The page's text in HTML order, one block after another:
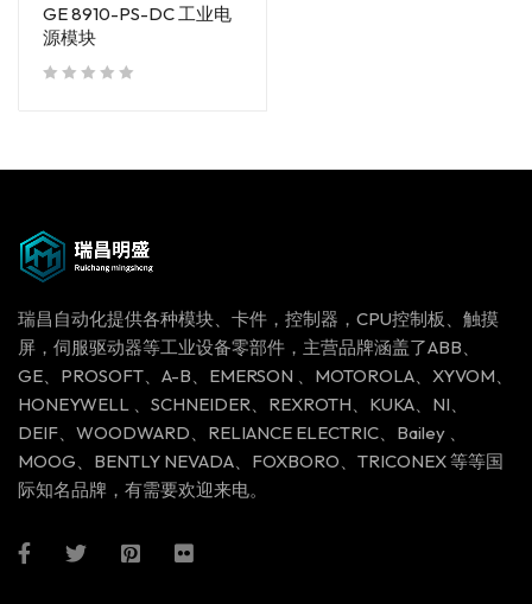
GE 8910-PS-DC 工业电
源模块
瑞昌自动化提供各种模块、卡件，控制器，CPU控制板、触摸
屏，伺服驱动器等工业设备零部件，主营品牌涵盖了ABB、
GE、PROSOFT、A-B、EMERSON 、MOTOROLA、XYVOM、
HONEYWELL 、SCHNEIDER、REXROTH、KUKA、NI、
DEIF、WOODWARD、RELIANCE ELECTRIC、Bailey 、
MOOG、BENTLY NEVADA、FOXBORO、TRICONEX 等等国
际知名品牌，有需要欢迎来电。